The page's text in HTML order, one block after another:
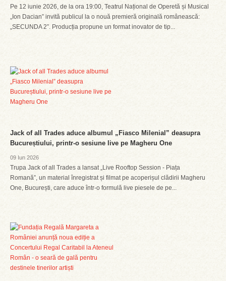
Pe 12 iunie 2026, de la ora 19:00, Teatrul Național de Operetă și Musical
„Ion Dacian” invită publicul la o nouă premieră originală românească:
„SECUNDA 2”. Producția propune un format inovator de tip...
Jack of all Trades aduce albumul „Fiasco Milenial” deasupra
Bucureștiului, printr-o sesiune live pe Magheru One
09 Iun 2026
Trupa Jack of all Trades a lansat „Live Rooftop Session - Piața
Romană”, un material înregistrat și filmat pe acoperișul clădirii Magheru
One, București, care aduce într-o formulă live piesele de pe...